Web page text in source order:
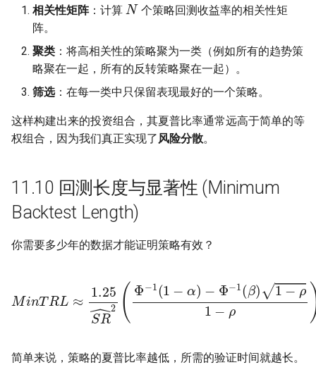
相关性矩阵：计算
个策略回测收益率的相关性矩
阵。
聚类 ：将高相关性的策略聚为一类（例如所有的趋势策
略聚在一起，所有的反转策略聚在一起）。
筛选：在每一类中只保留表现最好的一个策略。
这样构建出来的投资组合，其夏普比率通常远高于简单的等
权组合，因为我们真正实现了风险分散。
11.10 回测长度与显著性 (Minimum
Backtest Length)
你需要多少年的数据才能证明策略有效？
≈1.25 S 2 1( 1 − )
− β ) 1 2
简单来说，策略的夏普比率越低，所需的验证时间就越长。